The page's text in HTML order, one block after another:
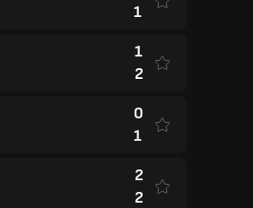
1
1
2
0
1
2
2